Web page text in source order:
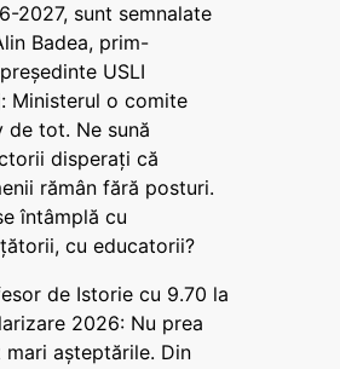
2027, sunt semnalate
Badea, prim-
USLI
Ministerul o comite
de tot. Ne sună
disperați că
rămân fără posturi.
întâmplă cu
cu educatorii?
de Istorie cu 9.70 la
2026: Nu prea
mari așteptările. Din